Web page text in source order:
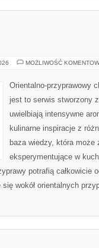
MOŻLIWOŚĆ
Orientalno-przyprawowy
jest to serwis stworzony
uwielbiają intensywne
kulinarne inspiracje z
baza wiedzy, która może
eksperymentujące w
potrafią całkowicie
wokół orientalnych